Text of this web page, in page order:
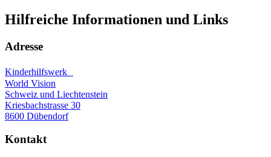
Hilfreiche Informationen und Links
Adresse
Kinderhilfswerk
World Vision
Schweiz und Liechtenstein
Kriesbachstrasse 30
8600 Dübendorf
Kontakt